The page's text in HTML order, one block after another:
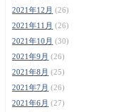
2021年12月 (26)
2021年11月 (26)
2021年10月 (30)
2021年9月 (26)
2021年8月 (25)
2021年7月 (26)
2021年6月 (27)